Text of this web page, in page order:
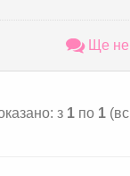
Ще
з 1 по 1